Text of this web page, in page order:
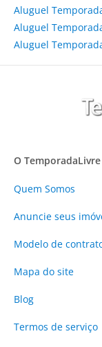
Aluguel
Aluguel
Aluguel
O TemporadaLivre
Quem Somos
Anuncie seus
Modelo de
Mapa do site
Blog
Termos de serviço